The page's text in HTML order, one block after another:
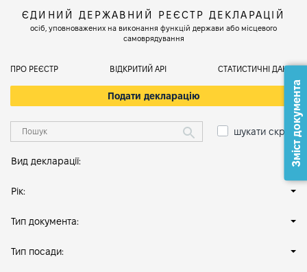
ЄДИНИЙ ДЕРЖАВНИЙ РЕЄСТР ДЕКЛАРАЦІЙ
осіб, уповноважених на виконання функцій держави або місцевого
самоврядування
ПРО РЕЄСТР ВІДКРИТИЙ АРІ СТАТИСТИЧНІ ДАНІ
Подати декларацію
шукати скрізь
Вид декларації:
Рік:
Тип документа:
Тип посади:
Зміст документа